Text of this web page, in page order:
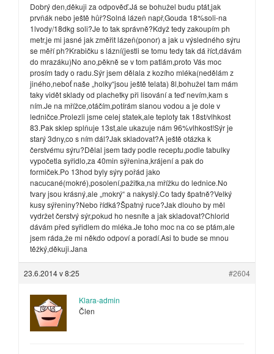
Dobrý den,děkuji za odpověď.Já se bohužel budu ptát,jak
prvňák nebo ještě hůř?Solná lázeň např,Gouda 18%soli-na
1lvody/18dkg soli?Je to tak správně?Když tedy zakoupím ph
metr,je mi jasné jak změřit lázeň(ponor) a jak u výsledného sýru
se měří ph?Krabičku s lázní(jestli se tomu tedy tak dá říct,dávám
do mrazáku)No ano,pěkně se v tom patlám,proto Vás moc
prosím tady o radu.Sýr jsem dělala z kozího mléka(nedělám z
jiného,neboť naše „holky“jsou ještě telata) 8l,bohužel tam mám
taky vidět sklady od plachetky při lisování a teď nevím,kam s
ním.Je na mřížce,otáčím,potírám slanou vodou a je dole v
ledničce.Prolezli jsme celej statek,ale teploty tak 18st/vlhkost
83.Pak sklep splňuje 13st,ale ukazuje nám 96%vlhkost!Sýr je
starý 3dny,co s ním dál?Jak skladovat?A ještě otázka k
čerstvému sýru?Dělal jsem tady podle receptu,podle tabulky
vypočetla syřidlo,za 40min sýřenina,krájení a pak do
formiček.Po 13hod byly sýry pořád jako
nacucané(mokré),posolení,pažitka,na mřížku do lednice.No
tvary jsou krásný,ale „mokrý“ a nakyslý.Co tady špatně?Velký
kusy sýřeniny?Nebo řídká?Špatný ruce?Jak dlouho by měl
vydržet čerstvý sýr,pokud ho nesníte a jak skladovat?Chlorid
dávám před syřidlem do mléka.Je toho moc na co se ptám,ale
jsem ráda,že mi někdo odpoví a poradí.Asi to bude se mnou
těžký,děkuji.Jana
23.6.2014 v 8:25 #2604
Klara-admin
Člen